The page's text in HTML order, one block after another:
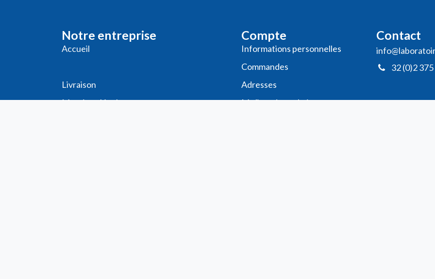
Notre entreprise
Accueil
Livraison
Mentions légales
Compte
Informations personnelles
Commande​s
Adresses
Ma liste de souhaits
Contact
32 (0)2